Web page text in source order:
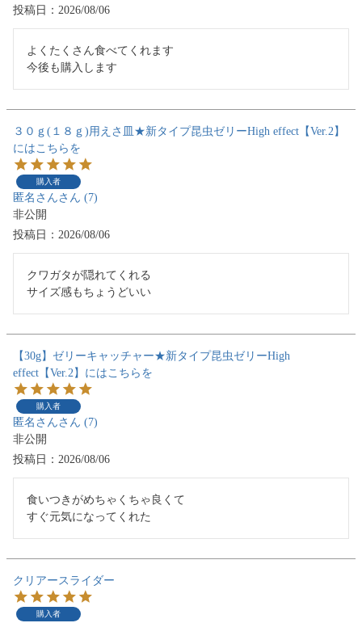
投稿日 2026/08/06
よくたくさん食べてくれます
今後も購入します
３０ｇ(１８ｇ)用えさ皿★新タイプ昆虫ゼリーHigh effect【Ver.2】
にはこちらを
購入者
匿名さん
7
非公開
投稿日
2026/08/06
クワガタが隠れてくれる
サイズ感もちょうどいい
【30g】ゼリーキャッチャー★新タイプ昆虫ゼリーHigh
effect【Ver.2】にはこちらを
購入者
匿名さん
7
非公開
投稿日
2026/08/06
食いつきがめちゃくちゃ良くて
すぐ元気になってくれた
クリアースライダー
購入者